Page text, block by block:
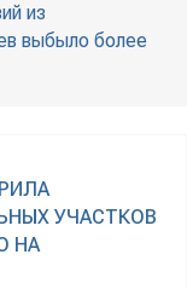
из
выбыло более
УЧАСТКОВ
НА